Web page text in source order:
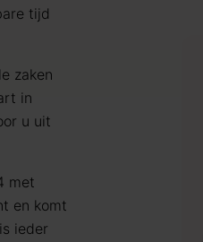
tijd
zaken
in
u uit
met
en komt
ieder